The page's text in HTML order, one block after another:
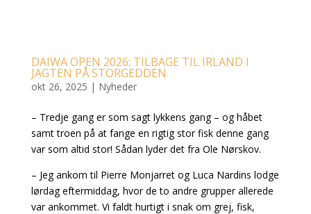
DAIWA OPEN 2026: TILBAGE TIL IRLAND I
JAGTEN PÅ STORGEDDEN
okt 26, 2025 | Nyheder
– Tredje gang er som sagt lykkens gang – og håbet
samt troen på at fange en rigtig stor fisk denne gang
var som altid stor! Sådan lyder det fra Ole Nørskov.
– Jeg ankom til Pierre Monjarret og Luca Nardins lodge
lørdag eftermiddag, hvor de to andre grupper allerede
var ankommet. Vi faldt hurtigt i snak om grej, fisk,